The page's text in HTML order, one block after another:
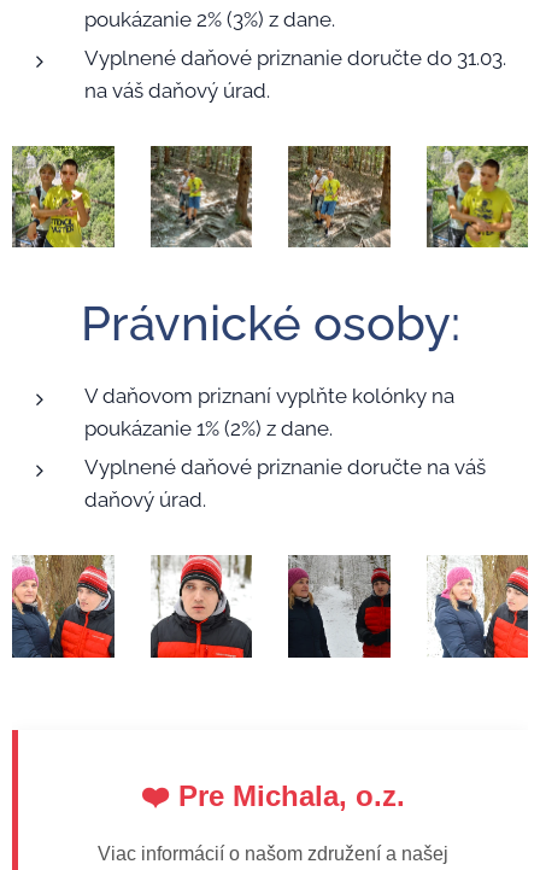
poukázanie 2% (3%) z dane.
Vyplnené daňové priznanie doručte do 31.03.
na váš daňový úrad.
Právnické osoby:
V daňovom priznaní vyplňte kolónky na
poukázanie 1% (2%) z dane.
Vyplnené daňové priznanie doručte na váš
daňový úrad.
❤️ Pre Michala, o.z.
Viac informácií o našom združení a našej